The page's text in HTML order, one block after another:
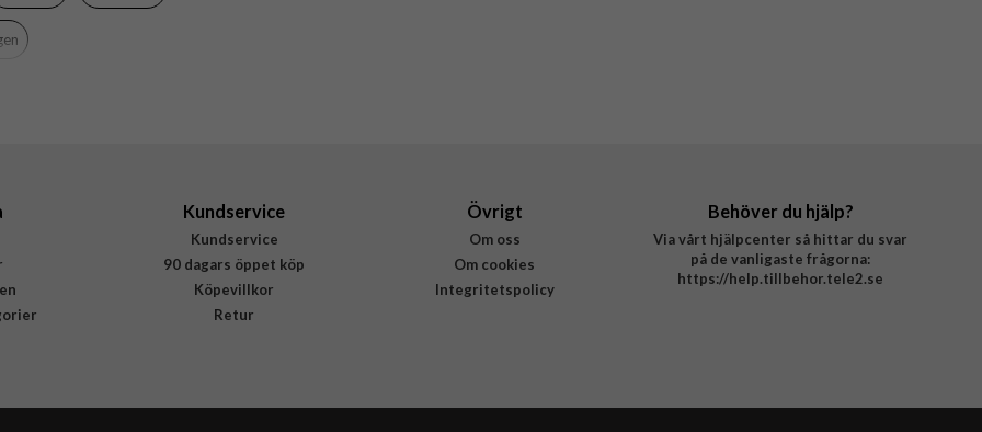
Kundservice
Kundservice
90 dagars öppet köp
Köpevillkor
Retur
Övrigt
Om oss
Om cookies
Integritetspolicy
Behöver du hjälp?
Via vårt hjälpcenter så hittar du svar
på de vanligaste frågorna:
https://help.tillbehor.tele2.se